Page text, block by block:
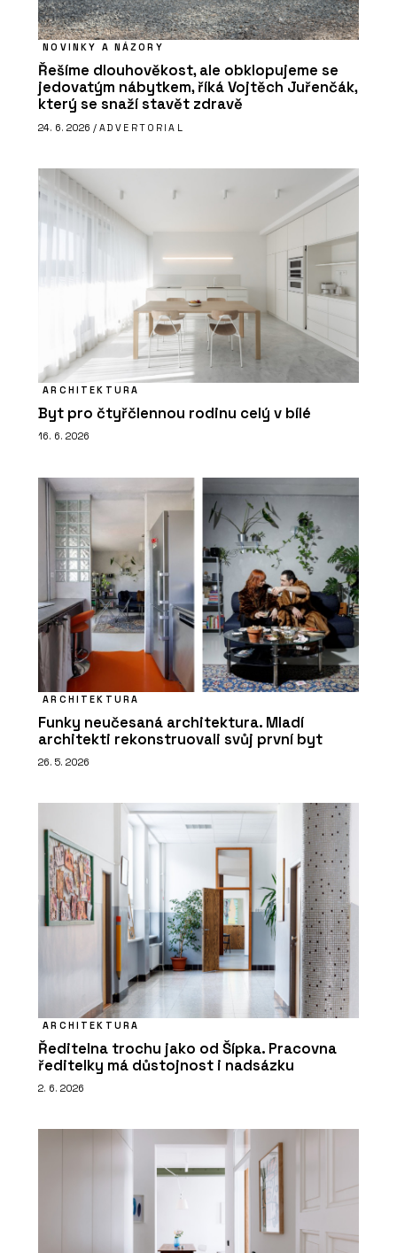
NOVINKY A NÁZORY
Řešíme dlouhověkost, ale obklopujeme se
jedovatým nábytkem, říká Vojtěch Juřenčák,
který se snaží stavět zdravě
24. 6. 2026 / ADVERTORIAL
ARCHITEKTURA
Byt pro čtyřčlennou rodinu celý v bílé
16. 6. 2026
ARCHITEKTURA
Funky neučesaná architektura. Mladí
architekti rekonstruovali svůj první byt
26. 5. 2026
ARCHITEKTURA
Ředitelna trochu jako od Šípka. Pracovna
ředitelky má důstojnost i nadsázku
2. 6. 2026